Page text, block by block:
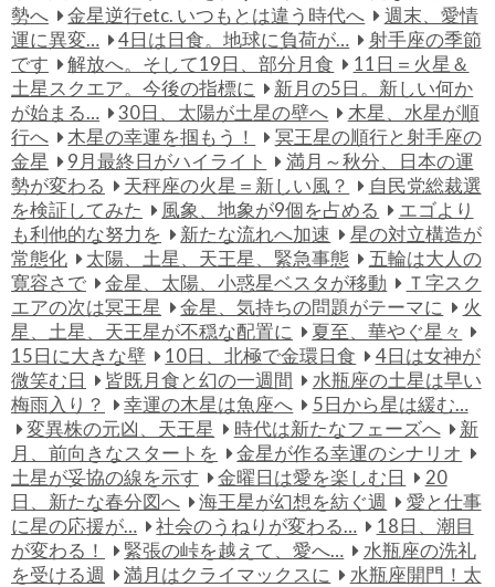
勢へ
金星逆行etc. いつもとは違う時代へ
週末、愛情
運に異変…
4日は日食。地球に負荷が…
射手座の季節
です
解放へ。そして19日、部分月食
11日＝火星＆
土星スクエア。今後の指標に
新月の5日。新しい何か
が始まる…
30日、太陽が土星の壁へ
木星、水星が順
行へ
木星の幸運を掴もう！
冥王星の順行と射手座の
金星
9月最終日がハイライト
満月～秋分、日本の運
勢が変わる
天秤座の火星＝新しい風？
自民党総裁選
を検証してみた
風象、地象が9個を占める
エゴより
も利他的な努力を
新たな流れへ加速
星の対立構造が
常態化
太陽、土星、天王星、緊急事態
五輪は大人の
寛容さで
金星、太陽、小惑星ベスタが移動
Ｔ字スク
エアの次は冥王星
金星、気持ちの問題がテーマに
火
星、土星、天王星が不穏な配置に
夏至、華やぐ星々
15日に大きな壁
10日、北極で金環日食
4日は女神が
微笑む日
皆既月食と幻の一週間
水瓶座の土星は早い
梅雨入り？
幸運の木星は魚座へ
5日から星は緩む…
変異株の元凶、天王星
時代は新たなフェーズへ
新
月、前向きなスタートを
金星が作る幸運のシナリオ
土星が妥協の線を示す
金曜日は愛を楽しむ日
20
日、新たな春分図へ
海王星が幻想を紡ぐ週
愛と仕事
に星の応援が…
社会のうねりが変わる…
18日、潮目
が変わる！
緊張の峠を越えて、愛へ…
水瓶座の洗礼
を受ける週
満月はクライマックスに 水瓶座開門！太